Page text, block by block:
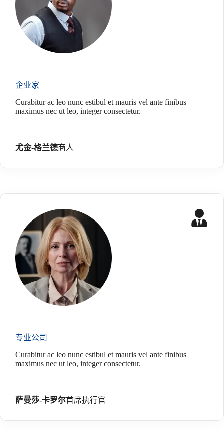
企业家
Curabitur ac leo nunc estibul et mauris vel ante finibus
maximus nec ut leo, integer consectetur.
尤金-格兰德商人
专业公司
Curabitur ac leo nunc estibul et mauris vel ante finibus
maximus nec ut leo, integer consectetur.
萨曼莎-卡罗尔首席执行官